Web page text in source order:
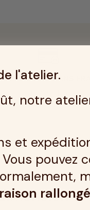
4X SANS
l'atelier.
notre
et
pouvez
rallongé